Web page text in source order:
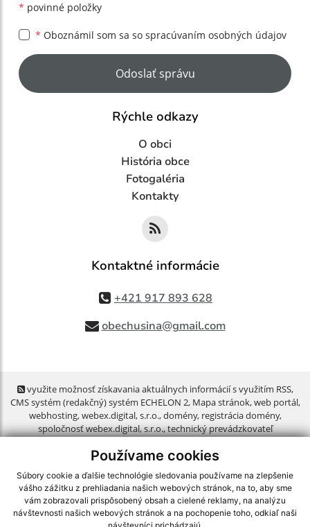
Používame cookies
Súbory cookie a ďalšie technológie sledovania používame na zlepšenie
vášho zážitku z prehliadania našich webových stránok, na to, aby sme
vám zobrazovali prispôsobený obsah a cielené reklamy, na analýzu
návštevnosti našich webových stránok a na pochopenie toho, odkiaľ naši
* povinné položky
* Oboznámil som sa so spracúvaním osobných údajov
Google reCaptcha Response
Odoslať správu
Rýchle odkazy
O obci
História obce
Fotogaléria
Kontakty
Kontaktné informácie
+421 917 893 628
obechusina@gmail.com
využite možnosť získavania aktuálnych informácií s využitím RSS,
CMS systém (redakčný) systém ECHELON 2, Mapa stránok,web portál,
webhosting,webex.digital, s.r.o.,domény, registrácia domény,
spoločnosť webex.digital, s.r.o.,technický prevádzkovateľ
Posledná aktualizácia:06.08.2026
Vytlačiť stránku|Vyhlásenie o prístupnosti
Autorské práva| Cookies